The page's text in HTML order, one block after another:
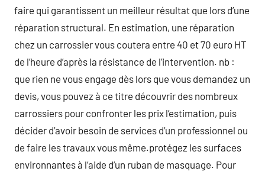
faire qui garantissent un meilleur résultat que lors d’une
réparation structural. En estimation, une réparation
chez un carrossier vous coutera entre 40 et 70 euro HT
de l’heure d’après la résistance de l’intervention. nb :
que rien ne vous engage dès lors que vous demandez un
devis, vous pouvez à ce titre découvrir des nombreux
carrossiers pour confronter les prix l’estimation, puis
décider d’avoir besoin de services d’un professionnel ou
de faire les travaux vous même.protégez les surfaces
environnantes à l’aide d’un ruban de masquage. Pour